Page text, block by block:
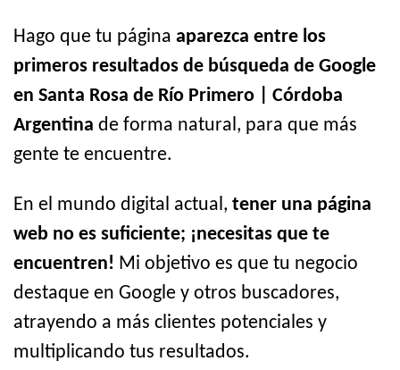
Hago que tu página aparezca entre los
primeros resultados de búsqueda de Google
en Santa Rosa de Río Primero | Córdoba
Argentina de forma natural, para que más
gente te encuentre.
En el mundo digital actual, tener una página
web no es suficiente; ¡necesitas que te
encuentren! Mi objetivo es que tu negocio
destaque en Google y otros buscadores,
atrayendo a más clientes potenciales y
multiplicando tus resultados.